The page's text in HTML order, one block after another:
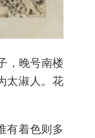
，晚号南楼
太淑人。花
有着色则多